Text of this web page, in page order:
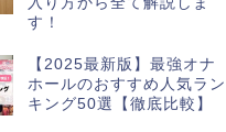
す！
【2025最新版】最強オナ
ホールのおすすめ人気ラン
キング50選【徹底比較】